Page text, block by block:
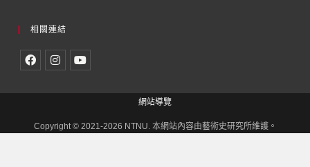
相關連結
網站導覽
Copyright © 2021-2026 NTNU. 本網站內容由藝術史研究所維護。